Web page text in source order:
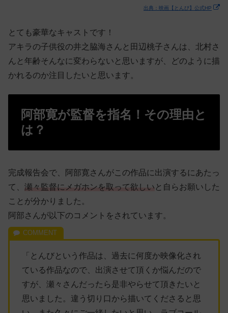
出典：映画【とんび】公式HP
とても豪華なキャストです！
アキラの子供役の井之脇海さんと田辺桃子さんは、北村さ
んと年齢そんなに変わらないと思いますが、どのように描
かれるのか注目したいと思います。
阿部寛が監督を指名！その理由と
は？
完成報告会で、阿部寛さんがこの作品に出演するにあたっ
て、 瀬々監督にメガホンを取って欲しい と自らお願いした
ことが分かりました。
阿部さんが以下のコメントをされています。
「とんびという作品は、過去に何度か映像化され
ている作品なので、出演させて頂くか悩んだので
すが、瀬々さんだったら是非やらせて頂きたいと
思いました。違う切り口から描いてくださると思